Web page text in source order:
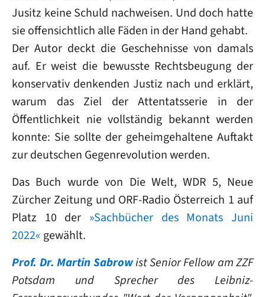
Jusitz keine Schuld nachweisen. Und doch hatte
sie offensichtlich alle Fäden in der Hand gehabt.
Der Autor deckt die Geschehnisse von damals
auf. Er weist die bewusste Rechtsbeugung der
konservativ denkenden Justiz nach und erklärt,
warum das Ziel der Attentatsserie in der
Öffentlichkeit nie vollständig bekannt werden
konnte: Sie sollte der geheimgehaltene Auftakt
zur deutschen Gegenrevolution werden.
Das Buch wurde von Die Welt, WDR 5, Neue
Zürcher Zeitung und ORF-Radio Österreich 1 auf
Platz 10 der »Sachbücher des Monats Juni
2022« gewählt.
Prof. Dr. Martin Sabrowist Senior Fellow am ZZF
Potsdam und Sprecher des Leibniz-